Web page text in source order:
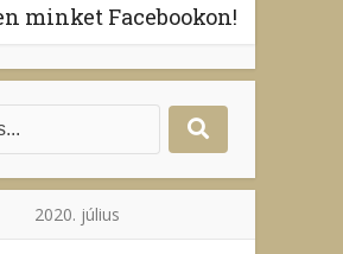
minket Facebookon!
2020. július